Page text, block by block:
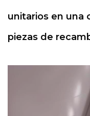
unitarios en una
piezas de